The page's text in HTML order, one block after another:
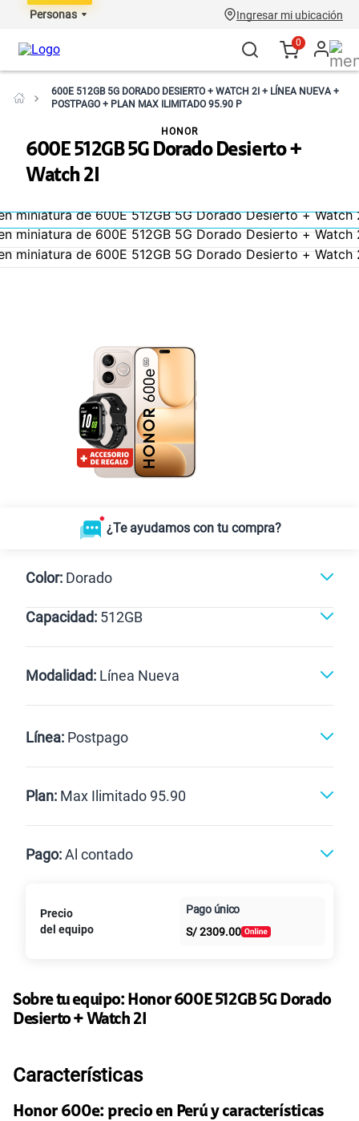
Personas Ingresar mi ubicación
0
600E 512GB 5G DORADO DESIERTO + WATCH 2I + LÍNEA NUEVA +
POSTPAGO + PLAN MAX ILIMITADO 95.90 P
600E 512GB 5G Dorado Desierto +
Watch 2I
HONOR
¿Te ayudamos con tu compra?
Color: Dorado
Dorado
Capacidad: 512GB
512GB
Modalidad: Línea Nueva
Renovación Celular liberado
Línea: Postpago
Postpago
Plan: Max Ilimitado 95.90
Paga solo
125GBen alta velocidad
S/
Paga solo S/ 95.90
Pago:Al contado
Al contado Cuotas Claro
intereses
Precio
del equipo
Pago único
S/2309.00
Sobre tu equipo: Honor 600E 512GB 5G Dorado
Desierto + Watch 2I
Características
Honor 600e: precio en Perú y características